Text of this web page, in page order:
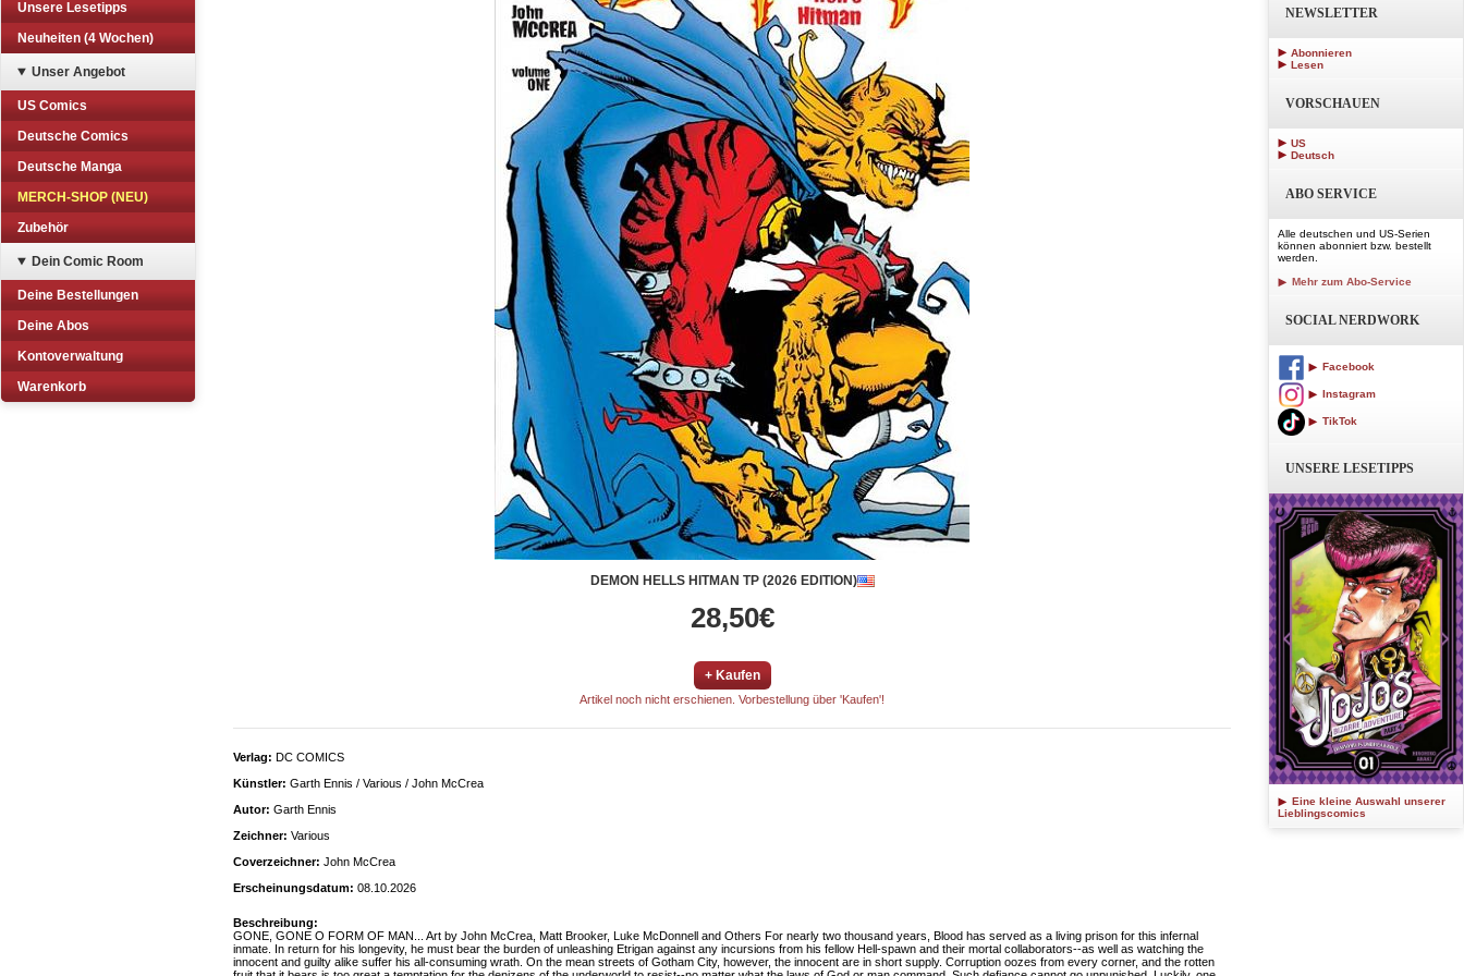
Unsere Lesetipps
Neuheiten (4 Wochen)
Unser Angebot
US Comics
Deutsche Comics
Deutsche Manga
MERCH-SHOP (NEU)
Zubehör
Dein Comic Room
Deine Bestellungen
Deine Abos
Kontoverwaltung
Warenkorb
DEMON HELLS HITMAN TP (2026 EDITION)
28,50€
+ Kaufen
Artikel noch nicht erschienen. Vorbestellung über 'Kaufen'!
Verlag: DC COMICS
Künstler: Garth Ennis / Various / John McCrea
Autor: Garth Ennis
Zeichner: Various
Coverzeichner: John McCrea
Erscheinungsdatum: 08.10.2026
Beschreibung:
GONE, GONE O FORM OF MAN... Art by John McCrea, Matt Brooker, Luke McDonnell and Others For nearly two thousand years, Blood has served as a living prison for this infernal
inmate. In return for his longevity, he must bear the burden of unleashing Etrigan against any incursions from his fellow Hell-spawn and their mortal collaborators--as well as watching the
innocent and guilty alike suffer his all-consuming wrath. On the mean streets of Gotham City, however, the innocent are in short supply. Corruption oozes from every corner, and the rotten
NEWSLETTER
Abonnieren
Lesen
VORSCHAUEN
US
Deutsch
ABO SERVICE
Alle deutschen und US-Serien
können abonniert bzw. bestellt
werden.
Mehr zum Abo-Service
SOCIAL NERDWORK
Facebook
Instagram
TikTok
UNSERE LESETIPPS
Eine kleine Auswahl unserer
Lieblingscomics